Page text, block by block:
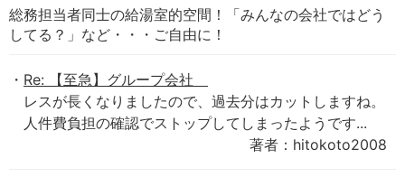
総務担当者同士の給湯室的空間！「みんなの会社ではどう
してる？」など・・・ご自由に！
Re: 【至急】グループ会社
レスが長くなりましたので、過去分はカットしますね。
人件費負担の確認でストップしてしまったようです...
著者：hitokoto2008